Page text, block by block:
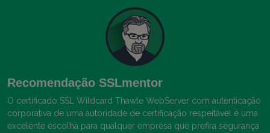
Recomendação SSLmentor
O certificado SSL Wildcard Thawte WebServer com autenticação
corporativa de uma autoridade de certificação respeitável é uma
excelente escolha para qualquer empresa que prefira segurança